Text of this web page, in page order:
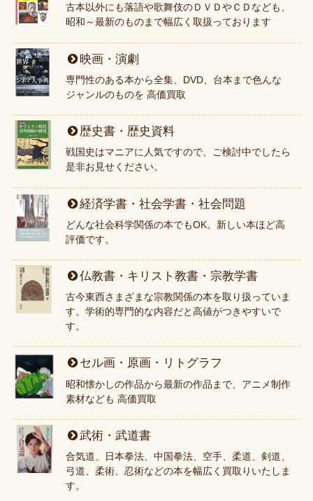
古本以外にも落語や歌舞伎のＤＶＤやＣＤなども、
昭和～最新のものまで幅広く取扱っております
映画・演劇
専門性のある本から全集、DVD、台本まで色んな
ジャンルのものを 高価買取
歴史書・歴史資料
戦国史はマニアに人気ですので、ご検討中でしたら
是非お見せください。
経済学書・社会学書・社会問題
どんな社会科学関係の本でもOK。新しい本ほど高
評価です。
仏教書・キリスト教書・宗教学書
古今東西さまざまな宗教関係の本を取り扱っていま
す。学術的専門的な内容だと高値がつきやすいで
す。
セル画・原画・リトグラフ
昭和懐かしの作品から最新の作品まで、アニメ制作
素材なども 高価買取
武術・武道書
合気道、日本拳法、中国拳法、空手、柔道、剣道、
弓道、柔術、忍術などの本を幅広く買取りいたしま
す。